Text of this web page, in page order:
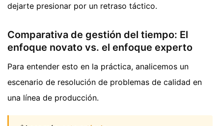
dejarte presionar por un retraso táctico.
Comparativa de gestión del tiempo: El
enfoque novato vs. el enfoque experto
Para entender esto en la práctica, analicemos un
escenario de resolución de problemas de calidad en
una línea de producción.